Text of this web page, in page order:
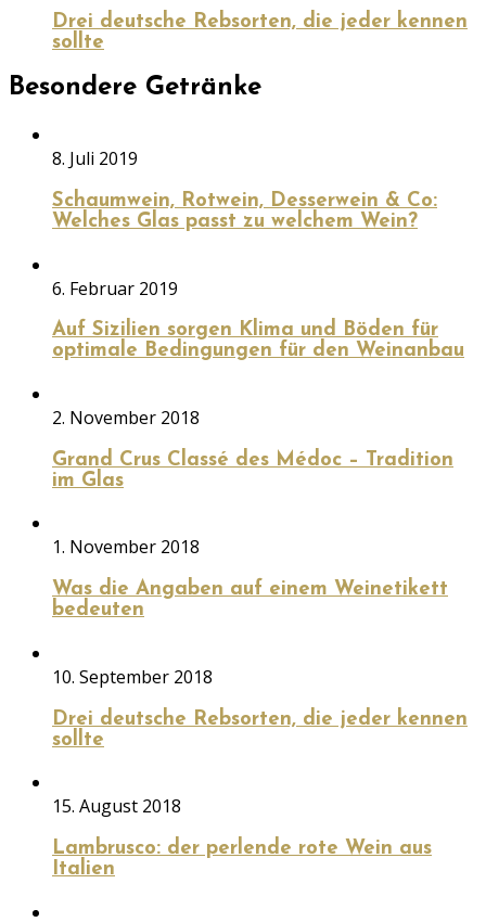
Drei deutsche Rebsorten, die jeder kennen
sollte
Besondere Getränke
8. Juli 2019
Schaumwein, Rotwein, Desserwein & Co:
Welches Glas passt zu welchem Wein?
6. Februar 2019
Auf Sizilien sorgen Klima und Böden für
optimale Bedingungen für den Weinanbau
2. November 2018
Grand Crus Classé des Médoc – Tradition
im Glas
1. November 2018
Was die Angaben auf einem Weinetikett
bedeuten
10. September 2018
Drei deutsche Rebsorten, die jeder kennen
sollte
15. August 2018
Lambrusco: der perlende rote Wein aus
Italien